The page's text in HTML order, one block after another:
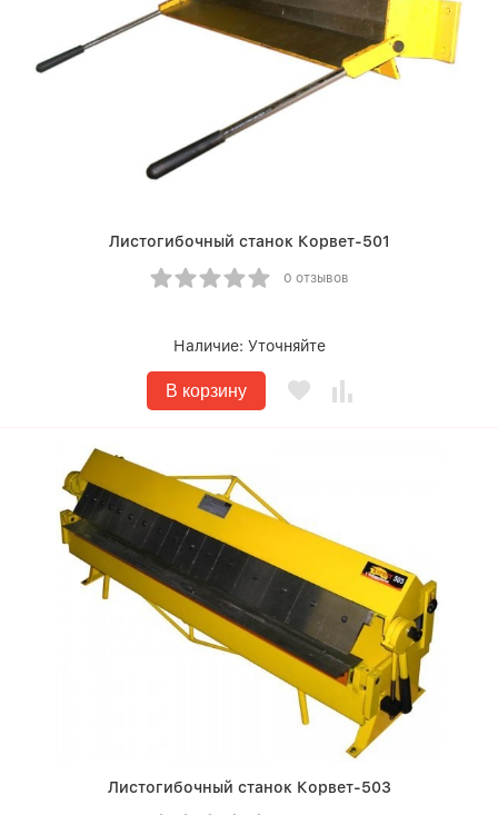
Листогибочный станок Корвет-501
0 отзывов
Наличие: Уточняйте
В корзину
Листогибочный станок Корвет-503